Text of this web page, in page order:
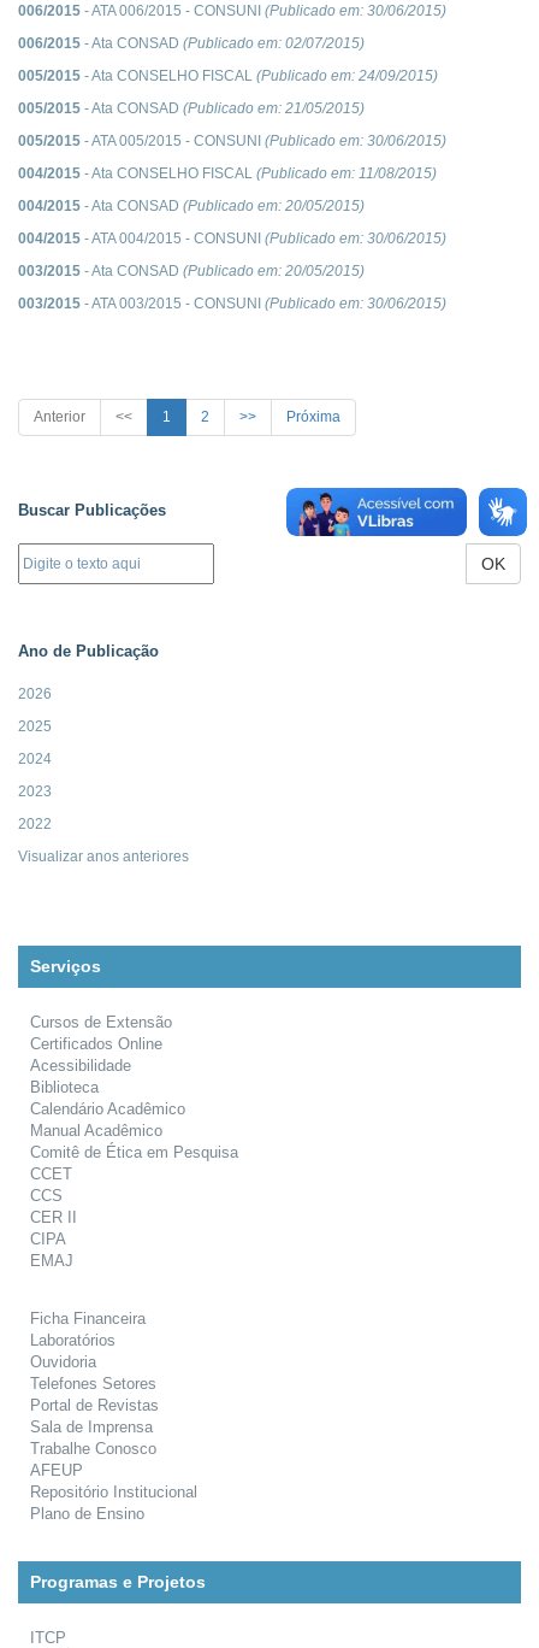
006/2015 - ATA 006/2015 - CONSUNI (Publicado em: 30/06/2015)
006/2015 - Ata CONSAD (Publicado em: 02/07/2015)
005/2015 - Ata CONSELHO FISCAL (Publicado em: 24/09/2015)
005/2015 - Ata CONSAD (Publicado em: 21/05/2015)
005/2015 - ATA 005/2015 - CONSUNI (Publicado em: 30/06/2015)
004/2015 - Ata CONSELHO FISCAL (Publicado em: 11/08/2015)
004/2015 - Ata CONSAD (Publicado em: 20/05/2015)
004/2015 - ATA 004/2015 - CONSUNI (Publicado em: 30/06/2015)
003/2015 - Ata CONSAD (Publicado em: 20/05/2015)
003/2015 - ATA 003/2015 - CONSUNI (Publicado em: 30/06/2015)
Anterior << 1 2 >> Próxima
Buscar Publicações
OK
Ano de Publicação
2026
2025
2024
2023
2022
Visualizar anos anteriores
Serviços
Cursos de Extensão
Certificados Online
Acessibilidade
Biblioteca
Calendário Acadêmico
Manual Acadêmico
Comitê de Ética em Pesquisa
CCET
CCS
CER II
CIPA
EMAJ
Ficha Financeira
Laboratórios
Ouvidoria
Telefones Setores
Portal de Revistas
Sala de Imprensa
Trabalhe Conosco
AFEUP
Repositório Institucional
Plano de Ensino
Programas e Projetos
ITCP